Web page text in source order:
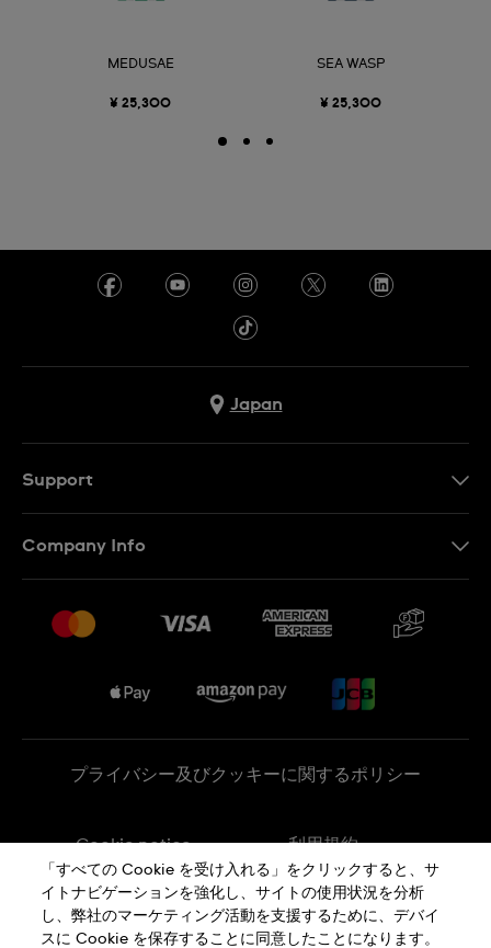
MEDUSAE
¥ 25,300
SEA WASP
¥ 25,300
Japan
Support
販売契約条件
Company Info
Swatchで働く
プライバシー及びクッキーに関するポリシー
Cookie notice 利用規約
特定商取引に関する法律に基づく表示
「すべての Cookie を受け入れる」をクリックすると、サ
イトナビゲーションを強化し、サイトの使用状況を分析
し、弊社のマーケティング活動を支援するために、デバイ
スに Cookie を保存することに同意したことになります。